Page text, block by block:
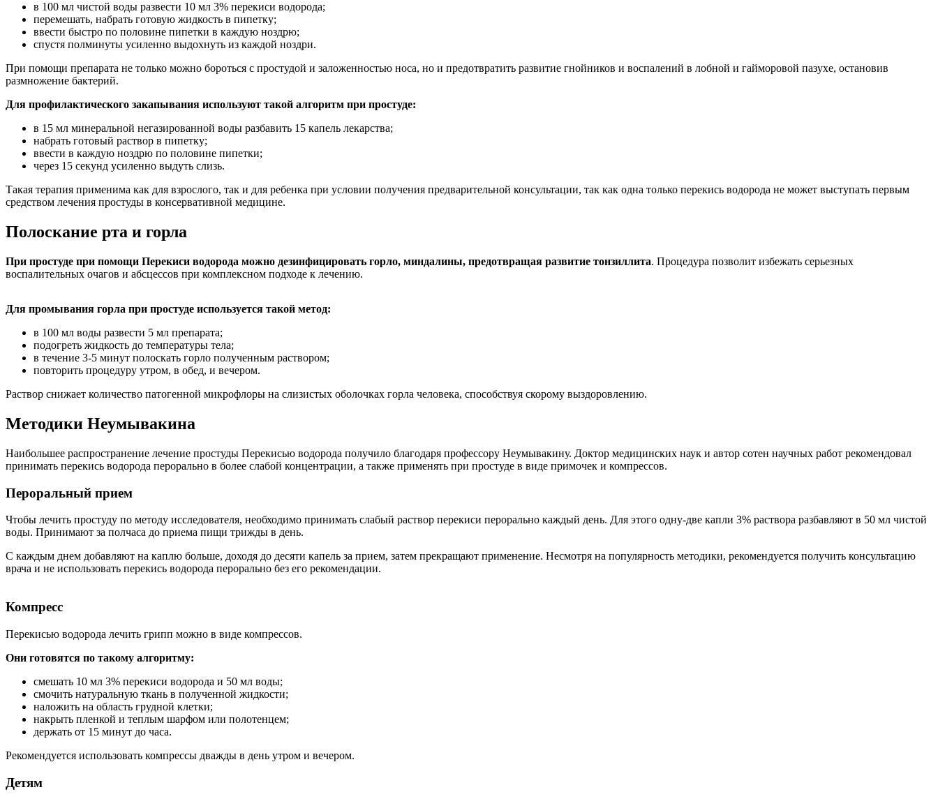
в 100 мл чистой воды развести 10 мл 3% перекиси водорода;
перемешать, набрать готовую жидкость в пипетку;
ввести быстро по половине пипетки в каждую ноздрю;
спустя полминуты усиленно выдохнуть из каждой ноздри.
При помощи препарата не только можно бороться с простудой и заложенностью носа, но и предотвратить развитие гнойников и воспалений в лобной и гайморовой пазухе, остановив
размножение бактерий.
Для профилактического закапывания используют такой алгоритм при простуде:
в 15 мл минеральной негазированной воды разбавить 15 капель лекарства;
набрать готовый раствор в пипетку;
ввести в каждую ноздрю по половине пипетки;
через 15 секунд усиленно выдуть слизь.
Такая терапия применима как для взрослого, так и для ребенка при условии получения предварительной консультации, так как одна только перекись водорода не может выступать первым
средством лечения простуды в консервативной медицине.
Полоскание рта и горла
При простуде при помощи Перекиси водорода можно дезинфицировать горло, миндалины, предотвращая развитие тонзиллита. Процедура позволит избежать серьезных
воспалительных очагов и абсцессов при комплексном подходе к лечению.
Для промывания горла при простуде используется такой метод:
в 100 мл воды развести 5 мл препарата;
подогреть жидкость до температуры тела;
в течение 3-5 минут полоскать горло полученным раствором;
повторить процедуру утром, в обед, и вечером.
Раствор снижает количество патогенной микрофлоры на слизистых оболочках горла человека, способствуя скорому выздоровлению.
Методики Неумывакина
Наибольшее распространение лечение простуды Перекисью водорода получило благодаря профессору Неумывакину. Доктор медицинских наук и автор сотен научных работ рекомендовал
принимать перекись водорода перорально в более слабой концентрации, а также применять при простуде в виде примочек и компрессов.
Пероральный прием
Чтобы лечить простуду по методу исследователя, необходимо принимать слабый раствор перекиси перорально каждый день. Для этого одну-две капли 3% раствора разбавляют в 50 мл чистой
воды. Принимают за полчаса до приема пищи трижды в день.
С каждым днем добавляют на каплю больше, доходя до десяти капель за прием, затем прекращают применение. Несмотря на популярность методики, рекомендуется получить консультацию
врача и не использовать перекись водорода перорально без его рекомендации.
Компресс
Перекисью водорода лечить грипп можно в виде компрессов.
Они готовятся по такому алгоритму:
смешать 10 мл 3% перекиси водорода и 50 мл воды;
смочить натуральную ткань в полученной жидкости;
наложить на область грудной клетки;
накрыть пленкой и теплым шарфом или полотенцем;
держать от 15 минут до часа.
Рекомендуется использовать компрессы дважды в день утром и вечером.
Детям